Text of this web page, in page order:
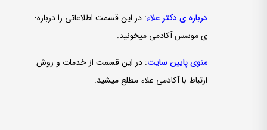
درباره­ ی دکتر علاء: در این قسمت اطلاعاتی را درباره­
ی موسس آکادمی می­خونید.
منوی پایین سایت: در این قسمت از خدمات و روش
ارتباط با آکادمی علاء مطلع می­شید.